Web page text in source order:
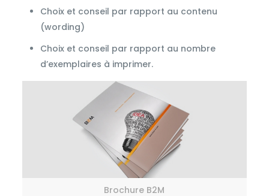
Choix et conseil par rapport au contenu
(wording)
Choix et conseil par rapport au nombre
d’exemplaires à imprimer.
Brochure B2M